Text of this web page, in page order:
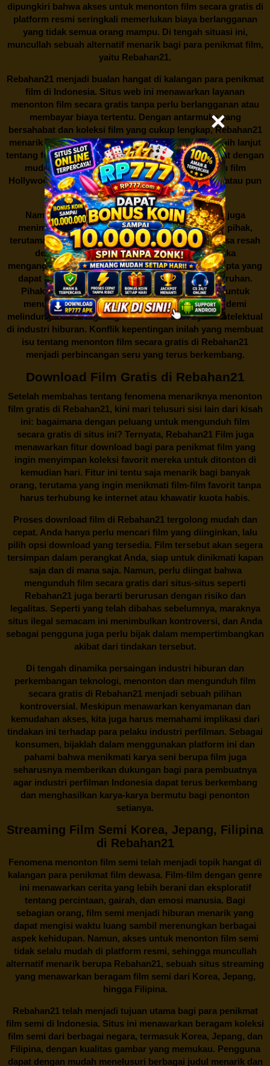
dipungkiri bahwa akses untuk menonton film secara gratis di
platform resmi seringkali memerlukan biaya berlangganan
yang tidak semua orang mampu. Di tengah situasi ini,
muncullah sebuah alternatif menarik bagi para penikmat film,
yaitu Rebahan21.
Rebahan21menjadi bualan hangat di kalangan para penikmat
film di Indonesia. Situs web ini menawarkan layanan
menonton film secara gratis tanpa perlu berlangganan atau
membayar biaya tertentu. Dengan antarmuka yang
bersahabat dan koleksi film yang cukup lengkap,Rebahan21
menarik minat banyak orang untuk mencari tahu lebih lanjut
tentang fenomena ini. Sebagai pengguna, Anda dapat dengan
mudah mencari film yang ingin ditonton, baik itu film
Hollywood terbaru, drama Korea yang sedang hits, atau pun
produksi film lokal dengan kualitas terbaik.
Namun, seperti halnya cerita manis,Rebahan21juga
menimbulkan kontroversi di industri film. Banyak pihak,
terutama produsen film dan pemilik hak cipta, merasa resah
dengan maraknya situs-situs seperti ini. Mereka
menganggapnya sebagai bentuk pelanggaran hak cipta yang
dapat merugikan industri perfilman secara keseluruhan.
Pihak berwenang pun turut terlibat dalam upaya untuk
menutup situs-situs ilegal semacam Rebahan21 demi
melindungi keberlangsungan bisnis dan kekayaan intelektual
di industri hiburan. Konflik kepentingan inilah yang membuat
isu tentang menonton film secara gratis di Rebahan21
menjadi perbincangan seru yang terus berkembang.
Download Film Gratis di Rebahan21
Setelah membahas tentang fenomena menariknya menonton
film gratis di Rebahan21, kini mari telusuri sisi lain dari kisah
ini: bagaimana dengan peluang untuk mengunduh film
secara gratis di situs ini? Ternyata, Rebahan21 Film juga
menawarkan fitur download bagi para penikmat film yang
ingin menyimpan koleksi favorit mereka untuk ditonton di
kemudian hari. Fitur ini tentu saja menarik bagi banyak
orang, terutama yang ingin menikmati film-film favorit tanpa
harus terhubung ke internet atau khawatir kuota habis.
Proses download film di Rebahan21tergolong mudah dan
cepat. Anda hanya perlu mencari film yang diinginkan, lalu
pilih opsi download yang tersedia. Film tersebut akan segera
tersimpan dalam perangkat Anda, siap untuk dinikmati kapan
saja dan di mana saja. Namun, perlu diingat bahwa
mengunduh film secara gratis dari situs-situs seperti
Rebahan21 juga berarti berurusan dengan risiko dan
legalitas. Seperti yang telah dibahas sebelumnya, maraknya
situs ilegal semacam ini menimbulkan kontroversi, dan Anda
sebagai pengguna juga perlu bijak dalam mempertimbangkan
akibat dari tindakan tersebut.
Di tengah dinamika persaingan industri hiburan dan
perkembangan teknologi, menonton dan mengunduh film
secara gratis di Rebahan21 menjadi sebuah pilihan
kontroversial. Meskipun menawarkan kenyamanan dan
kemudahan akses, kita juga harus memahami implikasi dari
tindakan ini terhadap para pelaku industri perfilman. Sebagai
konsumen, bijaklah dalam menggunakan platform ini dan
pahami bahwa menikmati karya seni berupa film juga
seharusnya memberikan dukungan bagi para pembuatnya
agar industri perfilman Indonesia dapat terus berkembang
dan menghasilkan karya-karya bermutu bagi penonton
setianya.
Streaming Film Semi Korea, Jepang, Filipina
di Rebahan21
Fenomena menonton film semi telah menjadi topik hangat di
kalangan para penikmat film dewasa. Film-film dengan genre
ini menawarkan cerita yang lebih berani dan eksploratif
tentang percintaan, gairah, dan emosi manusia. Bagi
sebagian orang, film semi menjadi hiburan menarik yang
dapat mengisi waktu luang sambil merenungkan berbagai
aspek kehidupan. Namun, akses untuk menonton film semi
tidak selalu mudah di platform resmi, sehingga muncullah
alternatif menarik berupa Rebahan21, sebuah situs streaming
yang menawarkan beragam film semi dari Korea, Jepang,
hingga Filipina.
Rebahan21telah menjadi tujuan utama bagi para penikmat
film semi di Indonesia. Situs ini menawarkan beragam koleksi
film semi dari berbagai negara, termasuk Korea, Jepang, dan
Filipina, dengan kualitas gambar yang memukau. Pengguna
dapat dengan mudah menelusuri berbagai judul menarik dan